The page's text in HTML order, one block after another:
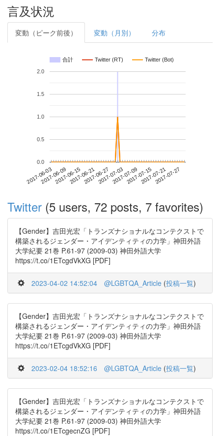
言及状況
変動（ピーク前後） 変動（月別） 分布
合計 Twitter (RT) Twitter (Bot)
2017-06-032017-06-092017-06-152017-06-212017-06-272017-07-032017-07-092017-07-152017-07-212017-07-27
0.0
0.5
1.0
1.5
2.0
Twitter (5 users, 72 posts, 7 favorites)
【Gender】吉田光宏「トランズナショナルなコンテクストで
構築されるジェンダー・アイデンティティの力学」神田外語
大学紀要 21巻 P.61-97 (2009-03) 神田外語大学
https://t.co/1ETcgdVkXG [PDF]
2023-04-02 14:52:04 @LGBTQA_Article (投稿一覧)
【Gender】吉田光宏「トランズナショナルなコンテクストで
構築されるジェンダー・アイデンティティの力学」神田外語
大学紀要 21巻 P.61-97 (2009-03) 神田外語大学
https://t.co/1ETcgdVkXG [PDF]
2023-02-04 18:52:16 @LGBTQA_Article (投稿一覧)
【Gender】吉田光宏「トランズナショナルなコンテクストで
構築されるジェンダー・アイデンティティの力学」神田外語
大学紀要 21巻 P.61-97 (2009-03) 神田外語大学
https://t.co/1ETcgecnZG [PDF]